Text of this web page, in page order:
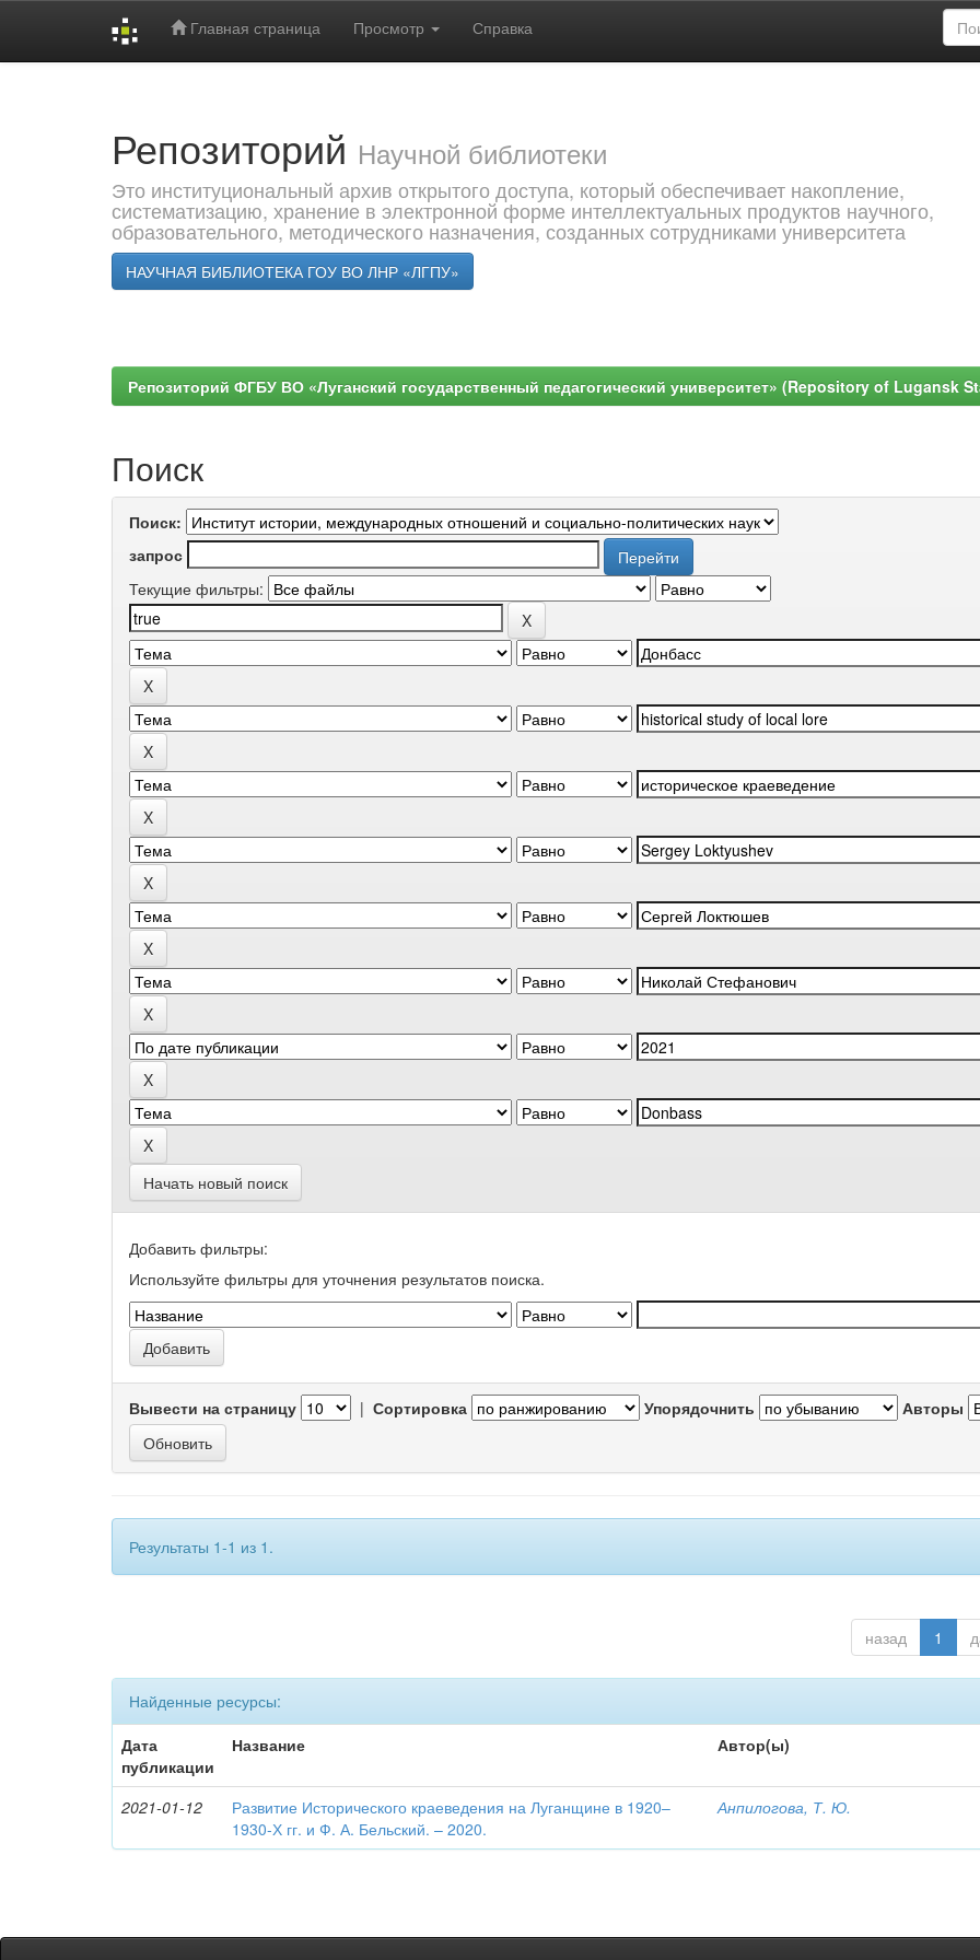
Главная страница Просмотр Справка
Репозиторий Научной библиотеки
Это институциональный архив открытого доступа, который обеспечивает накопление,
систематизацию, хранение в электронной форме интеллектуальных продуктов научного,
образовательного, методического назначения, созданных сотрудниками университета
НАУЧНАЯ БИБЛИОТЕКА ГОУ ВО ЛНР «ЛГПУ»
Репозиторий ФГБУ ВО «Луганский государственный педагогический университет» (Repository of Lugansk
Поиск
Поиск:
запрос
Текущие фильтры:
Начать новый поиск
Добавить фильтры:
Используйте фильтры для уточнения результатов поиска.
Вывести на страницу | Сортировка Упорядочнить Авторы
Результаты 1-1 из 1.
назад 1
Найденные ресурсы:
Дата
публикации
Название Автор(ы)
2021-01-12
Развитие Исторического краеведения на Луганщине в 1920–
1930-Х гг. и Ф. А. Бельский. – 2020.
Анпилогова, Т. Ю.